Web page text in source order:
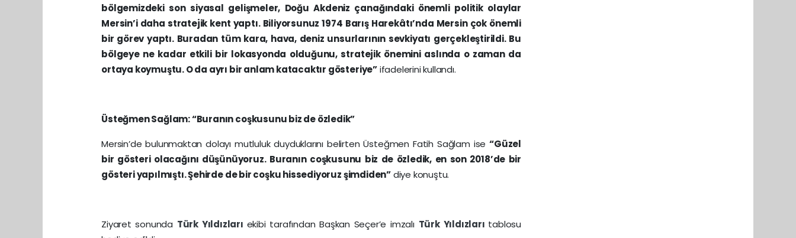
bölgemizdeki son siyasal gelişmeler, Doğu Akdeniz çanağındaki önemli politik olaylar
Mersin’i daha stratejik kent yaptı. Biliyorsunuz 1974 Barış Harekâtı’nda Mersin çok önemli
bir görev yaptı. Buradan tüm kara, hava, deniz unsurlarının sevkiyatı gerçekleştirildi. Bu
bölgeye ne kadar etkili bir lokasyonda olduğunu, stratejik önemini aslında o zaman da
ortaya koymuştu. O da ayrı bir anlam katacaktır gösteriye”ifadelerini kullandı.
Üsteğmen Sağlam: “Buranın coşkusunu biz de özledik”
Mersin’de bulunmaktan dolayı mutluluk duyduklarını belirten Üsteğmen Fatih Sağlam ise“Güzel
bir gösteri olacağını düşünüyoruz. Buranın coşkusunu biz de özledik, en son 2018’de bir
gösteri yapılmıştı. Şehirde de bir coşku hissediyoruz şimdiden”diye konuştu.
Ziyaret sonunda Türk Yıldızları ekibi tarafından Başkan Seçer’e imzalı Türk Yıldızları tablosu